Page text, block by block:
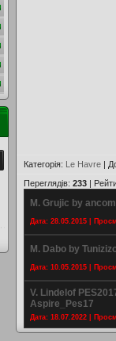
Категорія: Le Havre|
Переглядів: 233|
M. Grujic by
Дата: 28.05.2015 |
M. Dabo by
Дата: 10.05.2015 |
V. Lindelof
Aspire_Pes17
Дата: 18.07.2022 |